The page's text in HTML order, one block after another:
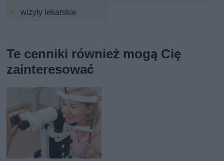
wizyty lekarskie
Te cenniki również mogą Cię
zainteresować